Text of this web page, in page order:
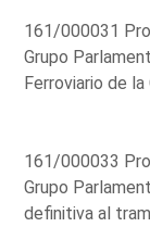
161/000031
Grupo
Ferroviario de
161/000033
Grupo
definitiva al